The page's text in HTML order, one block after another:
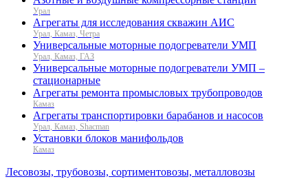
Урал
Агрегаты для исследования скважин АИС
Урал, Камаз, Четра
Универсальные моторные подогреватели УМП
Урал, Камаз, ГАЗ
Универсальные моторные подогреватели УМП –
стационарные
Агрегаты ремонта промысловых трубопроводов
Камаз
Агрегаты транспортировки барабанов и насосов
Урал, Камаз, Shacman
Установки блоков манифольдов
Камаз
Лесовозы, трубовозы, сортиментовозы, металловозы